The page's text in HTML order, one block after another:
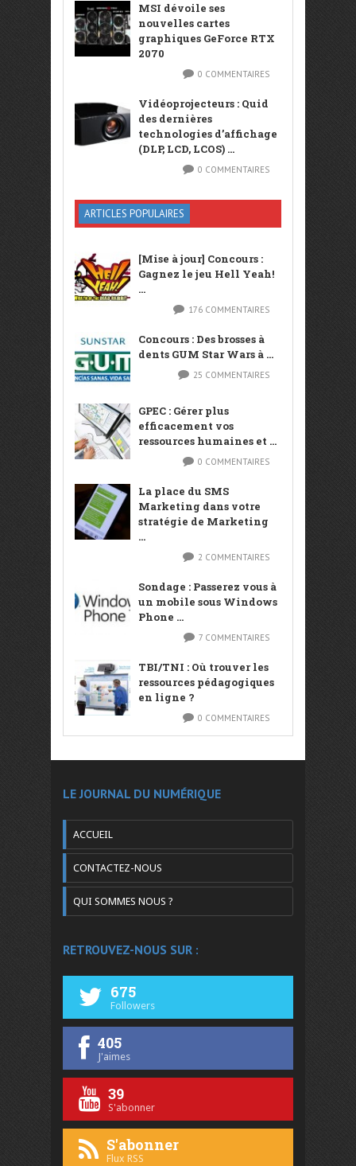
MSI dévoile ses
nouvelles cartes
graphiques GeForce RTX
2070
0 COMMENTAIRES
Vidéoprojecteurs : Quid
des dernières
technologies d’affichage
(DLP, LCD, LCOS) ...
0 COMMENTAIRES
ARTICLES POPULAIRES
[Mise à jour] Concours :
Gagnez le jeu Hell Yeah!
...
176 COMMENTAIRES
Concours : Des brosses à
dents GUM Star Wars à ...
25 COMMENTAIRES
GPEC : Gérer plus
efficacement vos
ressources humaines et ...
0 COMMENTAIRES
La place du SMS
Marketing dans votre
stratégie de Marketing
...
2 COMMENTAIRES
Sondage : Passerez vous à
un mobile sous Windows
Phone ...
7 COMMENTAIRES
TBI/TNI : Où trouver les
ressources pédagogiques
en ligne ?
0 COMMENTAIRES
LE JOURNAL DU NUMÉRIQUE
ACCUEIL
CONTACTEZ-NOUS
QUI SOMMES NOUS ?
RETROUVEZ-NOUS SUR :
675
Followers
405
J'aimes
39
S'abonner
S'abonner
Flux RSS